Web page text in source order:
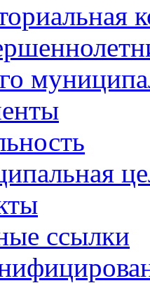
ссылки